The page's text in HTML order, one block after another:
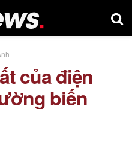
của điện
biến